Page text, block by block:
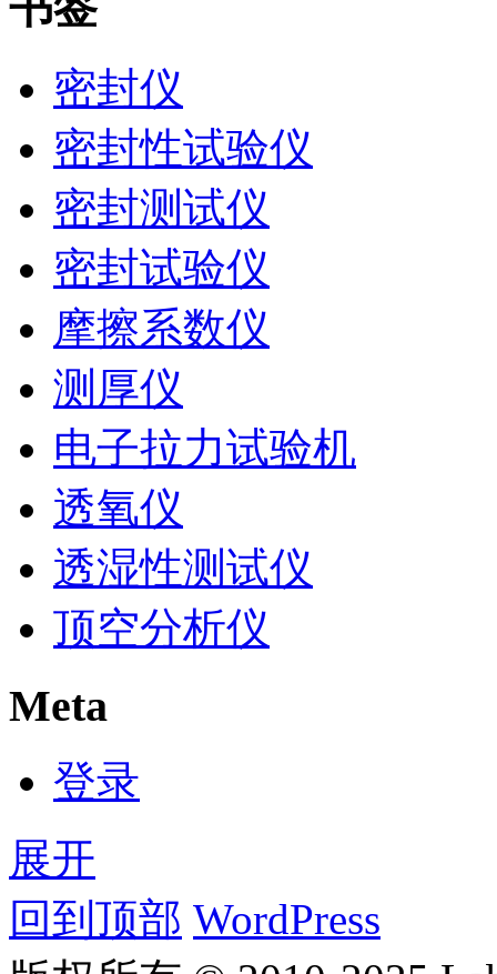
密封仪
密封性试验仪
密封测试仪
密封试验仪
摩擦系数仪
测厚仪
电子拉力试验机
透氧仪
透湿性测试仪
顶空分析仪
Meta
登录
展开
回到顶部 WordPress